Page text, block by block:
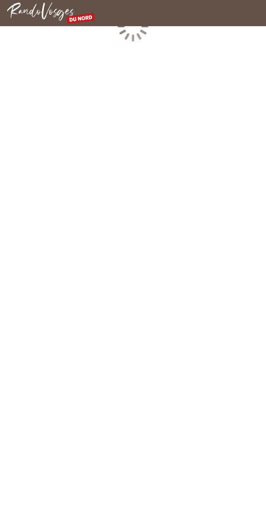
Rando Vosges du Nord
Chargement